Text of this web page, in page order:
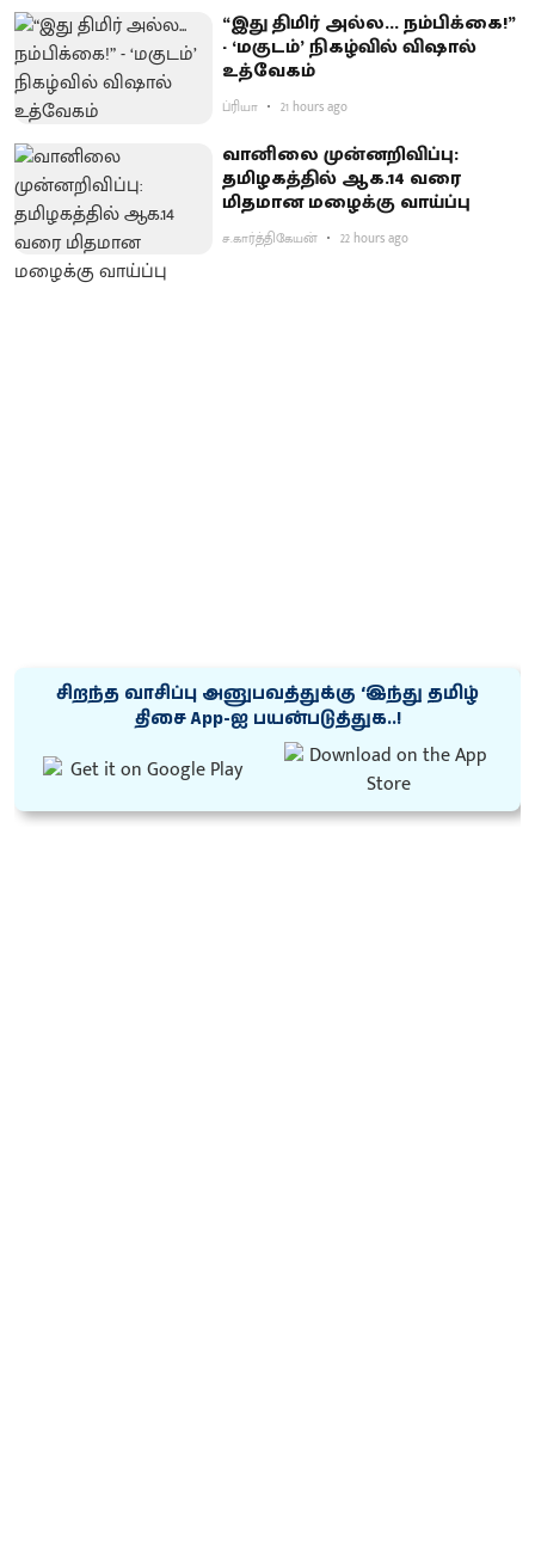
“இது திமிர் அல்ல... நம்பிக்கை!”
- ‘மகுடம்’ நிகழ்வில் விஷால்
உத்வேகம்
ப்ரியா 21 hours ago
வானிலை முன்னறிவிப்பு:
தமிழகத்தில் ஆக.14 வரை
மிதமான மழைக்கு வாய்ப்பு
ச.கார்த்திகேயன் 22 hours ago
சிறந்த வாசிப்பு அனுபவத்துக்கு ‘இந்து தமிழ்
திசை App-ஐ பயன்படுத்துக..!